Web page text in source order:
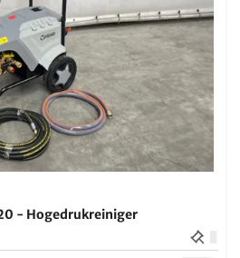
- Hogedrukreiniger